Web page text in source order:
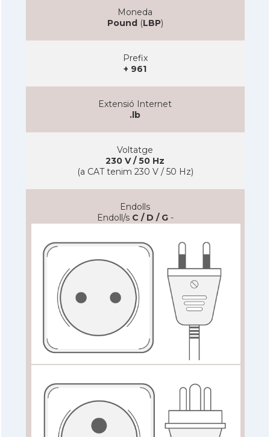
Moneda
Pound(LBP)
Prefix
+ 961
Extensió Internet
.lb
Voltatge
230 V / 50 Hz
(a CAT tenim 230 V / 50 Hz)
Endolls
Endoll/s C / D / G-